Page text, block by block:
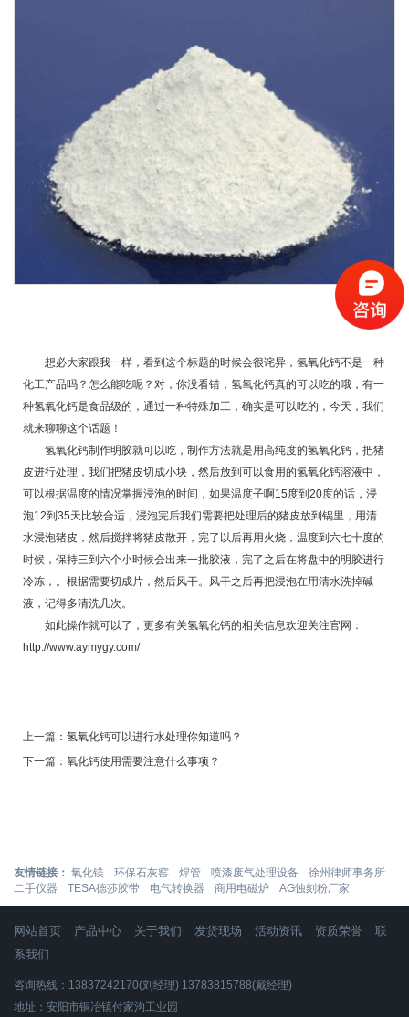
想必大家跟我一样，看到这个标题的时候会很诧异，氢氧化钙不是一种
化工产品吗？怎么能吃呢？对，你没看错， 氢氧化钙真的可以吃的哦，有一
种氢氧化钙是食品级的，通过一种特殊加工，确实是可以吃的，今天，我们
就来聊聊这个话题！
氢氧化钙制作明胶就可以吃，制作方法就是用高纯度的氢氧化钙，把猪
皮进行处理，我们把猪皮切成小块，然后放到可以食用的氢氧化钙溶液中，
可以根据温度的情况掌握浸泡的时间，如果温度子啊15度到20度的话，浸
泡12到35天比较合适，浸泡完后我们需要把处理后的猪皮放到锅里，用清
水浸泡猪皮，然后搅拌将猪皮散开，完了以后再用火烧，温度到六七十度的
时候，保持三到六个小时候会出来一批胶液，完了之后在将盘中的明胶进行
冷冻，。根据需要切成片，然后风干。风干之后再把浸泡在用清水洗掉碱
液，记得多清洗几次。
如此操作就可以了，更多有关氢氧化钙的相关信息欢迎关注官网：
http://www.aymygy.com/
上一篇： 氢氧化钙可以进行水处理你知道吗？
下一篇： 氧化钙使用需要注意什么事项？
友情链接： 氧化镁 环保石灰窑 焊管 喷漆废气处理设备
徐州律师事务所
二手仪器
TESA德莎胶带 电气转换器 商用电磁炉 AG蚀刻粉厂家
网站首页 产品中心 关于我们 发货现场 活动资讯 资质荣誉
联
系我们
咨询热线：13837242170(刘经理) 13783815788(戴经理)
地址：安阳市铜冶镇付家沟工业园